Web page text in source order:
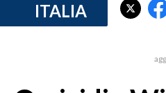
CRONACA SARDEGNA
ITALIA